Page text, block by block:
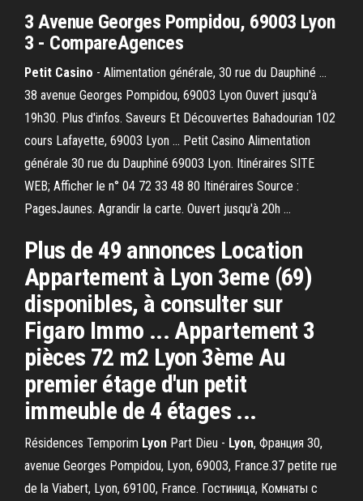
3 Avenue Georges Pompidou, 69003 Lyon
3 - CompareAgences
Petit Casino - Alimentation générale, 30 rue du Dauphiné ...
38 avenue Georges Pompidou, 69003 Lyon Ouvert jusqu'à
19h30. Plus d'infos. Saveurs Et Découvertes Bahadourian 102
cours Lafayette, 69003 Lyon ... Petit Casino Alimentation
générale 30 rue du Dauphiné 69003 Lyon. Itinéraires SITE
WEB; Afficher le n° 04 72 33 48 80 Itinéraires Source :
PagesJaunes. Agrandir la carte. Ouvert jusqu'à 20h ...
Plus de 49 annonces Location
Appartement à Lyon 3eme (69)
disponibles, à consulter sur
Figaro Immo ... Appartement 3
pièces 72 m2 Lyon 3ème Au
premier étage d'un petit
immeuble de 4 étages ...
Résidences Temporim Lyon Part Dieu - Lyon, Франция 30,
avenue Georges Pompidou, Lyon, 69003, France.37 petite rue
de la Viabert, Lyon, 69100, France. Гостиница, Комнаты с